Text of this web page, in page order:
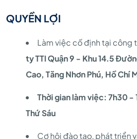
QUYỀN LỢI
Làm việc cố định tại công
ty TTI Quận 9 - Khu 14.5
Cao, Tăng Nhơn Phú, Hồ Chí
Thời gian làm việc: 7h30 -
Thứ Sáu
Cơ hội đào tạo, phát triển